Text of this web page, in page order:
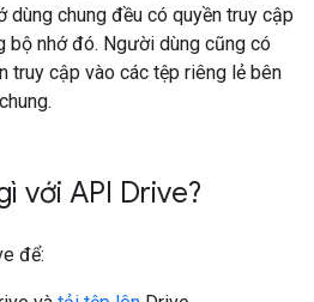
dùng chung đều có quyền truy cập
bộ nhớ đó. Người dùng cũng có
truy cập vào các tệp riêng lẻ bên
với API Drive?
để: